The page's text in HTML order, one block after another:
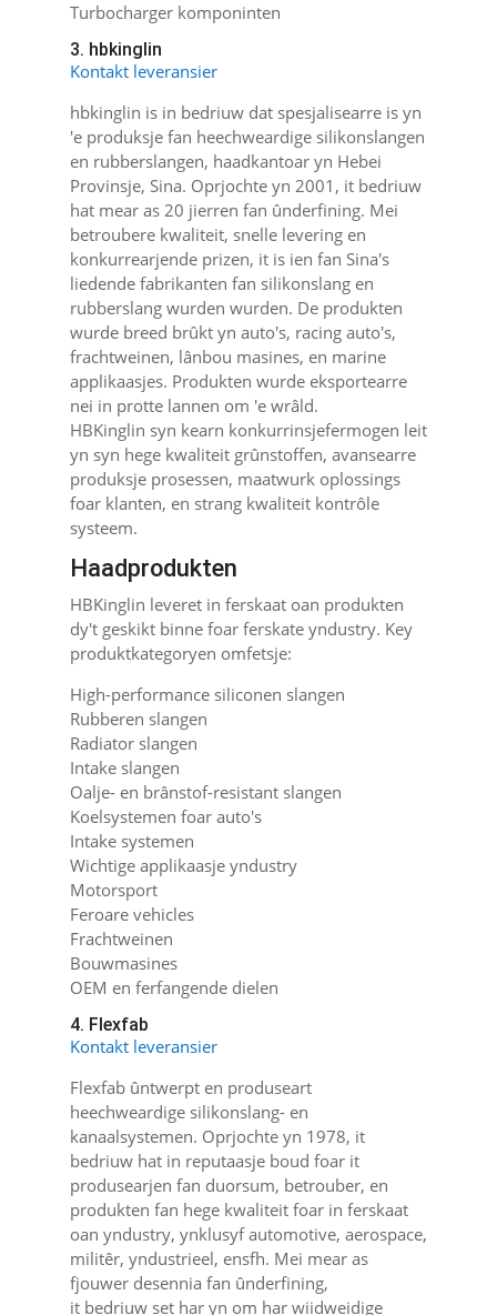
Turbocharger komponinten
3. hbkinglin
Kontakt leveransier
hbkinglin is in bedriuw dat spesjalisearre is yn
'e produksje fan heechweardige silikonslangen
en rubberslangen, haadkantoar yn Hebei
Provinsje, Sina. Oprjochte yn 2001, it bedriuw
hat mear as 20 jierren fan ûnderfining. Mei
betroubere kwaliteit, snelle levering en
konkurrearjende prizen, it is ien fan Sina's
liedende fabrikanten fan silikonslang en
rubberslang wurden wurden. De produkten
wurde breed brûkt yn auto's, racing auto's,
frachtweinen, lânbou masines, en marine
applikaasjes. Produkten wurde eksportearre
nei in protte lannen om 'e wrâld.
HBKinglin syn kearn konkurrinsjefermogen leit
yn syn hege kwaliteit grûnstoffen, avansearre
produksje prosessen, maatwurk oplossings
foar klanten, en strang kwaliteit kontrôle
systeem.
Haadprodukten
HBKinglin leveret in ferskaat oan produkten
dy't geskikt binne foar ferskate yndustry. Key
produktkategoryen omfetsje:
High-performance siliconen slangen
Rubberen slangen
Radiator slangen
Intake slangen
Oalje- en brânstof-resistant slangen
Koelsystemen foar auto's
Intake systemen
Wichtige applikaasje yndustry
Motorsport
Feroare vehicles
Frachtweinen
Bouwmasines
OEM en ferfangende dielen
4. Flexfab
Kontakt leveransier
Flexfab ûntwerpt en produseart
heechweardige silikonslang- en
kanaalsystemen. Oprjochte yn 1978, it
bedriuw hat in reputaasje boud foar it
produsearjen fan duorsum, betrouber, en
produkten fan hege kwaliteit foar in ferskaat
oan yndustry, ynklusyf automotive, aerospace,
militêr, yndustrieel, ensfh. Mei mear as
fjouwer desennia fan ûnderfining,
it bedriuw set har yn om har wiidweidige